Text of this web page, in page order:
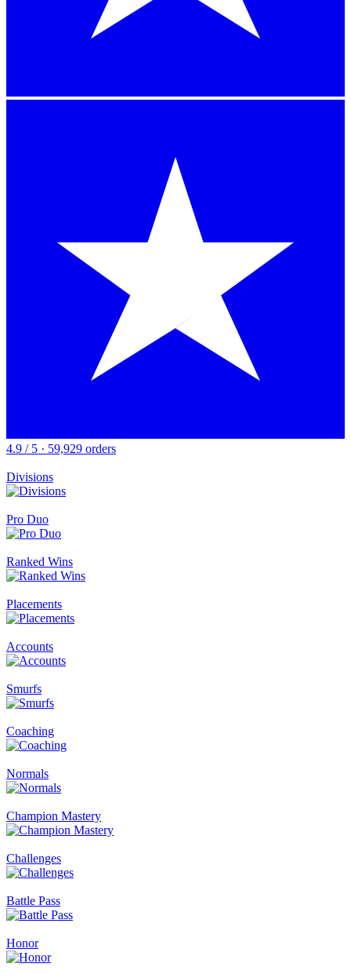
4.9 / 5 · 59,929 orders
Divisions
Pro Duo
Ranked Wins
Placements
Accounts
Smurfs
Coaching
Normals
Champion Mastery
Challenges
Battle Pass
Honor